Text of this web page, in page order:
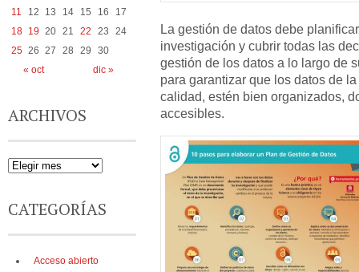
La gestión de datos debe
investigación y cubrir todas las
gestión de los datos a lo largo de
para garantizar que los datos de
calidad, estén bien organizados,
accesibles.
« oct dic »
11
12 13 14 15 16
17
18
19 20 21 22 23
24
25 26 27 28 29 30
ARCHIVOS
CATEGORÍAS
Acceso abierto